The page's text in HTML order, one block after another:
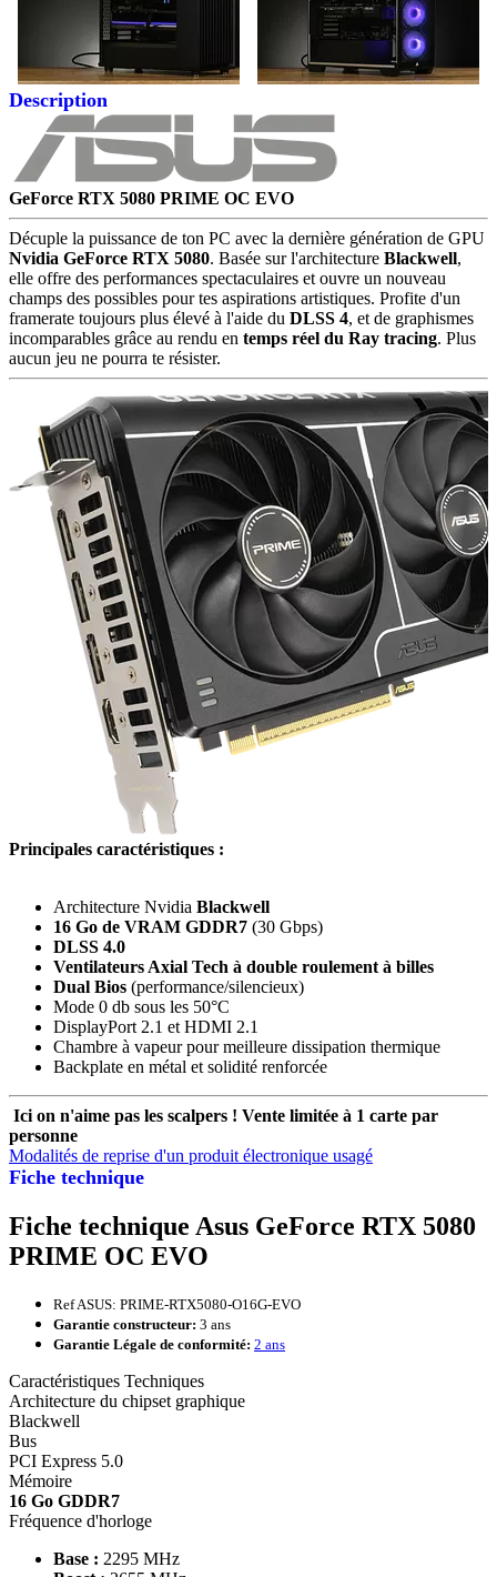
Description
Fiche technique
GeForce RTX 5080 PRIME OC EVO
Décuple la puissance de ton PC avec la dernière génération de GPU
Nvidia GeForce RTX 5080. Basée sur l'architecture Blackwell,
elle offre des performances spectaculaires et ouvre un nouveau
champs des possibles pour tes aspirations artistiques. Profite d'un
framerate toujours plus élevé à l'aide du DLSS 4, et de graphismes
incomparables grâce au rendu en temps réel du Ray tracing. Plus
aucun jeu ne pourra te résister.
Principales caractéristiques :
Architecture Nvidia Blackwell
16 Go de VRAM GDDR7 (30 Gbps)
DLSS 4.0
Ventilateurs Axial Tech à double roulement à billes
Dual Bios (performance/silencieux)
Mode 0 db sous les 50°C
DisplayPort 2.1 et HDMI 2.1
Chambre à vapeur pour meilleure dissipation thermique
Backplate en métal et solidité renforcée
Ici on n'aime pas les scalpers ! Vente limitée à 1 carte par
personne
Modalités de reprise d'un produit électronique usagé
Fiche technique Asus GeForce RTX 5080
PRIME OC EVO
Ref ASUS: PRIME-RTX5080-O16G-EVO
Garantie constructeur: 3 ans
Garantie Légale de conformité: 2 ans
Caractéristiques Techniques
Architecture du chipset graphique
Blackwell
Bus
PCI Express 5.0
Mémoire
16 Go GDDR7
Fréquence d'horloge
Base : 2295 MHz